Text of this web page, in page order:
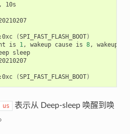
10s
(SPI_FAST_FLASH_BOOT)
is 1, wakeup cause is 8, wakeup
sleep
(SPI_FAST_FLASH_BOOT)
us
表示从 Deep-sleep 唤醒到唤